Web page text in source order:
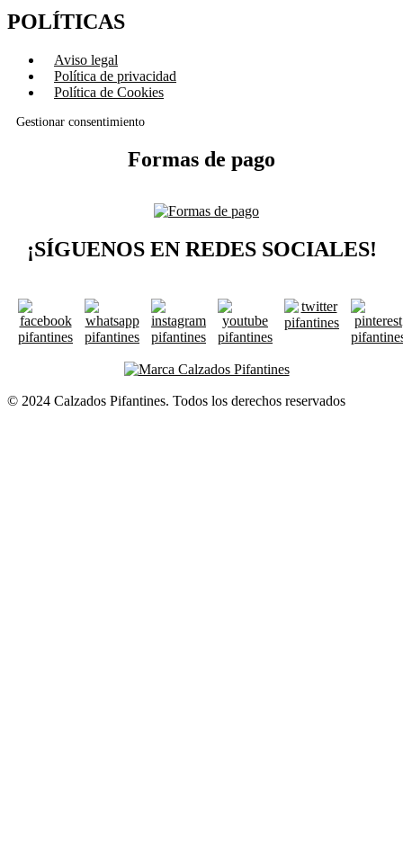
POLÍTICAS
Aviso legal
Política de privacidad
Política de Cookies
Gestionar consentimiento
Formas de pago
¡SÍGUENOS EN REDES SOCIALES!
© 2024 Calzados Pifantines. Todos los derechos reservados